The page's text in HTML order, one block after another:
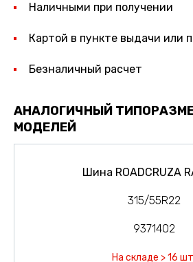
Наличными при получении
Картой в пункте выдачи или
Безналичный расчет
АНАЛОГИЧНЫЙ
МОДЕЛЕЙ
Шина ROADCRUZA
315/55R22
9371402
На складе > 16